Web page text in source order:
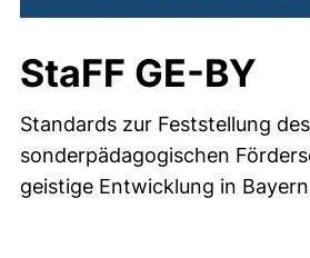
StaFF GE-BY
Standards zur Feststellung des
sonderpädagogischen
geistige Entwicklung in Bayern